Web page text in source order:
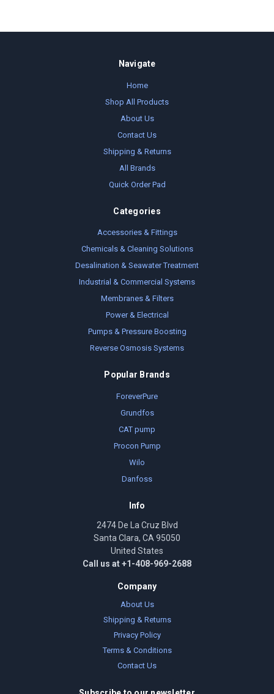
Navigate
Home
Shop All Products
About Us
Contact Us
Shipping & Returns
All Brands
Quick Order Pad
Categories
Accessories & Fittings
Chemicals & Cleaning Solutions
Desalination & Seawater Treatment
Industrial & Commercial Systems
Membranes & Filters
Power & Electrical
Pumps & Pressure Boosting
Reverse Osmosis Systems
Popular Brands
ForeverPure
Grundfos
CAT pump
Procon Pump
Wilo
Danfoss
Info
2474 De La Cruz Blvd
Santa Clara, CA 95050
United States
Call us at +1-408-969-2688
Company
About Us
Shipping & Returns
Privacy Policy
Terms & Conditions
Contact Us